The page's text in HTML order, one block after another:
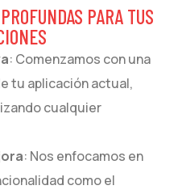
PARA TUS
: Comenzamos con una
tu aplicación actual,
cualquier
: Nos enfocamos en
como el